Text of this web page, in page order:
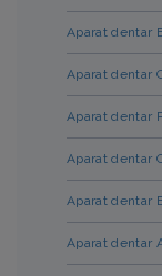
Aparat dentar
Aparat dentar
Aparat dentar
Aparat dentar
Aparat dentar
Aparat dentar